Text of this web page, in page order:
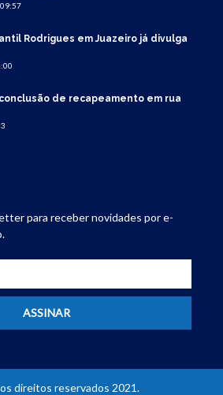
Rodrigues em Juazeiro já divulga
de recapeamento em rua
para receber novidades por e-
direitos reservados 2021.